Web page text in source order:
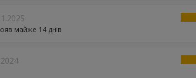
майже 14 днів